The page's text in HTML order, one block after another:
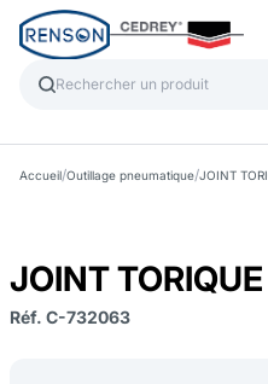
Accueil/Outillage pneumatique/JOINT
JOINT
Réf. C-732063